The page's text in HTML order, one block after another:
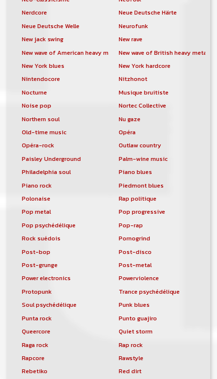
Nerdcore
Neue Deutsche Härte
Neue Deutsche Welle
Neurofunk
New jack swing
New rave
New wave of American heavy metalNew wave of British heavy metal
New York blues
New York hardcore
Nintendocore
Nitzhonot
Nocturne
Musique bruitiste
Noise pop
Nortec Collective
Northern soul
Nu gaze
Old-time music
Opéra
Opéra-rock
Outlaw country
Paisley Underground
Palm-wine music
Philadelphia soul
Piano blues
Piano rock
Piedmont blues
Polonaise
Rap politique
Pop metal
Pop progressive
Pop psychédélique
Pop-rap
Rock suédois
Pornogrind
Post-bop
Post-disco
Post-grunge
Post-metal
Power electronics
Powerviolence
Protopunk
Trance psychédélique
Soul psychédélique
Punk blues
Punta rock
Punto guajiro
Queercore
Quiet storm
Raga rock
Rap rock
Rapcore
Rawstyle
Rebetiko
Red dirt